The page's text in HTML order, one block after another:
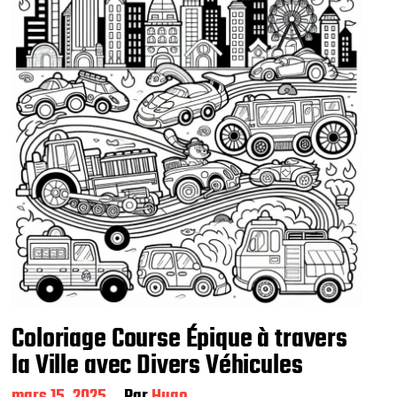
Coloriage Course Épique à travers
la Ville avec Divers Véhicules